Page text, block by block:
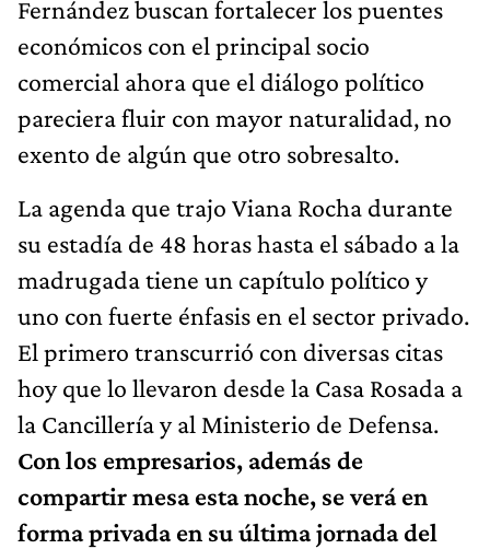
Fernández buscan fortalecer los puentes
económicos con el principal socio
comercial ahora que el diálogo político
pareciera fluir con mayor naturalidad, no
exento de algún que otro sobresalto.
La agenda que trajo Viana Rocha durante
su estadía de 48 horas hasta el sábado a la
madrugada tiene un capítulo político y
uno con fuerte énfasis en el sector privado.
El primero transcurrió con diversas citas
hoy que lo llevaron desde la Casa Rosada a
la Cancillería y al Ministerio de Defensa.
Con los empresarios, además de
compartir mesa esta noche, se verá en
forma privada en su última jornada del